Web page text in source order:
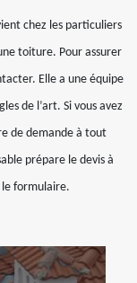
chez les particuliers
toiture. Pour assurer
Elle a une équipe
de l’art. Si vous avez
de demande à tout
prépare le devis à
le formulaire.